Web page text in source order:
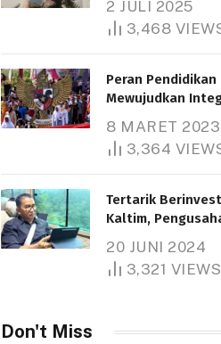
Bantuan
Gratispol
2 JULI 2025
3,468
Peran Pendidikan
Mewujudkan
8 MARET 2023
3,364
Tertarik
Kaltim,
1.000 Hektare
20 JUNI 2024
3,321 VIEWS
Don't Miss